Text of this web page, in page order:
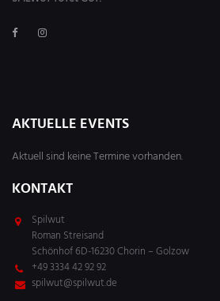
AKTUELLE EVENTS
Aktuell sind keine Termine vorhanden.
KONTAKT
Spilwut
Roman Streisand
Schönhof 6D-16230 Chorin – Golzow
+49 3334 42 92 92
spilwut@spilwut.de